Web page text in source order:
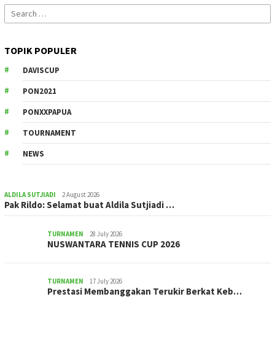
Search
for:
TOPIK POPULER
DAVISCUP
PON2021
PONXXPAPUA
TOURNAMENT
NEWS
ALDILA SUTJIADI 2 August 2026
Pak Rildo: Selamat buat Aldila Sutjiadi …
TURNAMEN 28 July 2026
NUSWANTARA TENNIS CUP 2026
TURNAMEN 17 July 2026
Prestasi Membanggakan Terukir Berkat Keb…